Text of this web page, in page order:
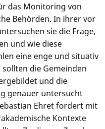
das Monitoring von
Behörden. In ihrer vor
sie die Frage,
und wie diese
eine enge und situativ
die Gemeinden
und die
genauer untersucht
Ehret fordert mit
Kontexte